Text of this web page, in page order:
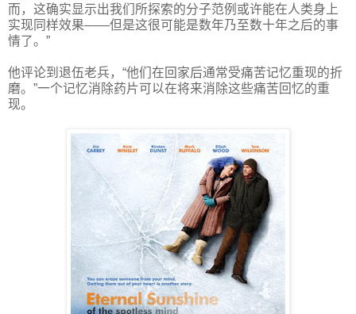
而，这确实显示出我们所探索的分子范例或许能在人类身上
实现同样效果——但是这很可能是数年乃至数十年之后的事
情了。”
他评论到退伍老兵，“他们在回家后通常受痛苦记忆重现的折
磨。”一个记忆消除药片可以在将来消除这些痛苦回忆的重
现。